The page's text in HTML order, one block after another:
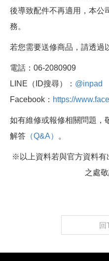
後導致配件不再適用，本公
務。
若您需要送修商品，請透過
電話：06-2080909
LINE（ID搜尋）： @inpad
Facebook： https://
如有維修或報修相關問題，
解答 （Q&A） 。
※以上資料若與官方資料有
之處
回